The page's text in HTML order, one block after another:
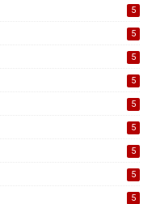
5
5
5
5
5
5
5
5
5